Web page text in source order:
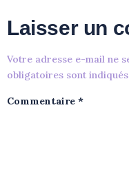
Laisser un
Votre adresse e-mail ne
obligatoires sont
Commentaire *